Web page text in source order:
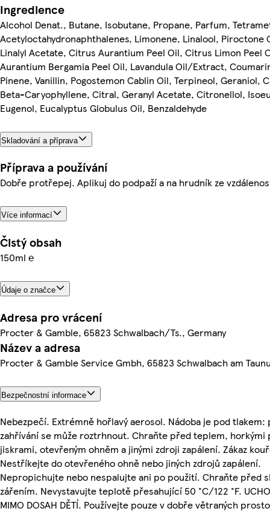
Ingredience
Alcohol Denat., Butane, Isobutane, Propane, Parfum,
Acetyloctahydronaphthalenes, Limonene, Linalool, Piroctone
Linalyl Acetate, Citrus Aurantium Peel Oil, Citrus Limon Peel
Aurantium Bergamia Peel Oil, Lavandula Oil/Extract,
Pinene, Vanillin, Pogostemon Cablin Oil, Terpineol, Geraniol,
Beta-Caryophyllene, Citral, Geranyl Acetate, Citronellol,
Eugenol, Eucalyptus Globulus Oil, Benzaldehyde
Skladování a příprava
Příprava a používání
Dobře protřepej. Aplikuj do podpaží a na hrudník ze
Více informací
Čistý obsah
150ml ℮
Údaje o značce
Adresa pro vrácení
Procter & Gamble, 65823 Schwalbach/Ts., Germany
Název a adresa
Procter & Gamble Service Gmbh, 65823 Schwalbach am
Bezpečnostní informace
Nebezpečí. Extrémně hořlavý aerosol. Nádoba je pod tlakem:
zahřívání se může roztrhnout. Chraňte před teplem, horkými
jiskrami, otevřeným ohněm a jinými zdroji zapálení. Zákaz
Nestříkejte do otevřeného ohně nebo jiných zdrojů zapálení.
Nepropichujte nebo nespalujte ani po použití. Chraňte před
zářením. Nevystavujte teplotě přesahující 50 °C/122 °F.
MIMO DOSAH DĚTÍ. Používejte pouze v dobře větraných